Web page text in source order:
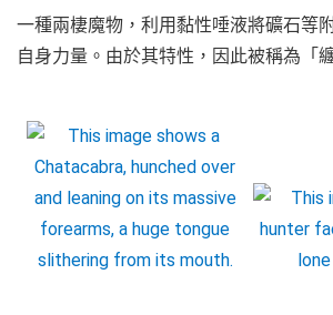
一種兩棲魔物，利用黏性唾液將礦石等
自身力量。由於其特性，因此被稱為「